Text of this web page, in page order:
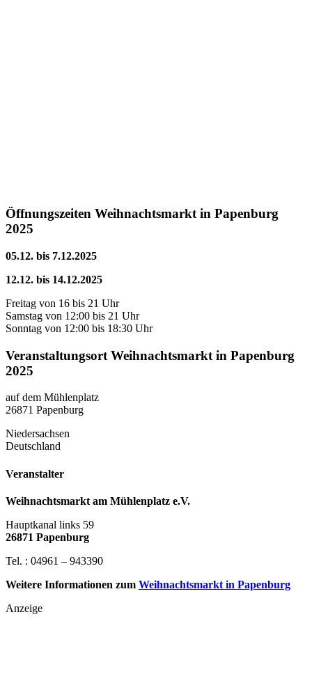
Öffnungszeiten Weihnachtsmarkt in Papenburg
2025
05.12. bis 7.12.2025
12.12. bis 14.12.2025
Freitag von 16 bis 21 Uhr
Samstag von 12:00 bis 21 Uhr
Sonntag von 12:00 bis 18:30 Uhr
Veranstaltungsort Weihnachtsmarkt in Papenburg
2025
auf dem Mühlenplatz
26871 Papenburg
Niedersachsen
Deutschland
Veranstalter
Weihnachtsmarkt am Mühlenplatz e.V.
Hauptkanal links 59
26871 Papenburg
Tel. : 04961 – 943390
Weitere Informationen zum Weihnachtsmarkt in Papenburg
Anzeige